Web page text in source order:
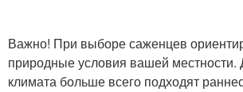
Важно! При выборе саженцев
природные условия вашей местности.
климата больше всего подходят